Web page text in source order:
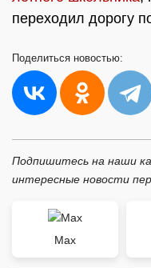
переходил дорогу
Поделиться новостью:
Подпишитесь на наши
интересные новости
Max